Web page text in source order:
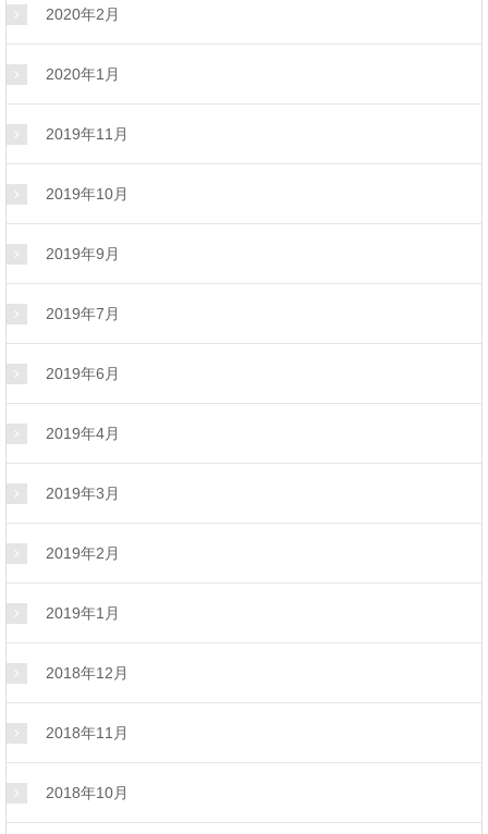
2020年2月
2020年1月
2019年11月
2019年10月
2019年9月
2019年7月
2019年6月
2019年4月
2019年3月
2019年2月
2019年1月
2018年12月
2018年11月
2018年10月